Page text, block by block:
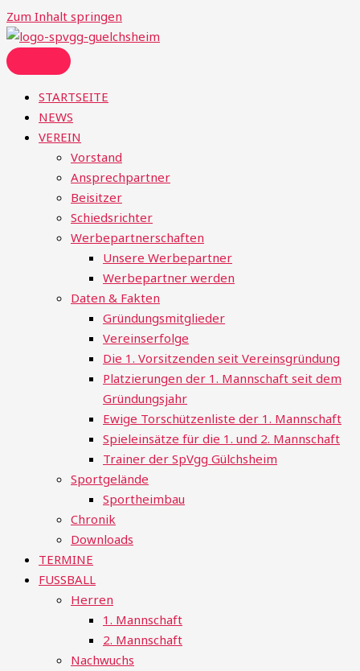
Zum Inhalt springen
STARTSEITE
NEWS
VEREIN
Vorstand
Ansprechpartner
Beisitzer
Schiedsrichter
Werbepartnerschaften
Unsere Werbepartner
Werbepartner werden
Daten & Fakten
Gründungsmitglieder
Vereinserfolge
Die 1. Vorsitzenden seit Vereinsgründung
Platzierungen der 1. Mannschaft seit dem
Gründungsjahr
Ewige Torschützenliste der 1. Mannschaft
Spieleinsätze für die 1. und 2. Mannschaft
Trainer der SpVgg Gülchsheim
Sportgelände
Sportheimbau
Chronik
Downloads
TERMINE
FUSSBALL
Herren
1. Mannschaft
2. Mannschaft
Nachwuchs